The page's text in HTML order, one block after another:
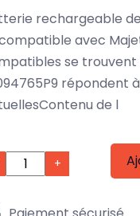
rechargeable
avec
se
répondent
de l
+